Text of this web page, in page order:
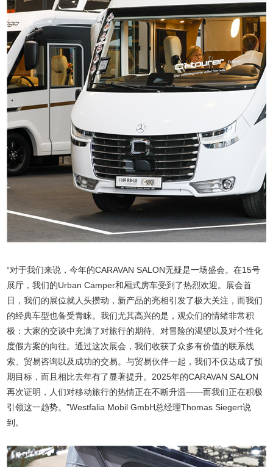
“对于我们来说，今年的CARAVAN SALON无疑是一场盛会。在15号
展厅，我们的Urban Camper和厢式房车受到了热烈欢迎。展会首
日，我们的展位就人头攒动，新产品的亮相引发了极大关注，而我们
的经典车型也备受青睐。我们尤其高兴的是，观众们的情绪非常积
极：大家的交谈中充满了对旅行的期待、对冒险的渴望以及对个性化
度假方案的向往。通过这次展会，我们收获了众多有价值的联系线
索、贸易咨询以及成功的交易。与贸易伙伴一起，我们不仅达成了预
期目标，而且相比去年有了显著提升。2025年的CARAVAN SALON
再次证明，人们对移动旅行的热情正在不断升温——而我们正在积极
引领这一趋势。”Westfalia Mobil GmbH总经理Thomas Siegert说
到。